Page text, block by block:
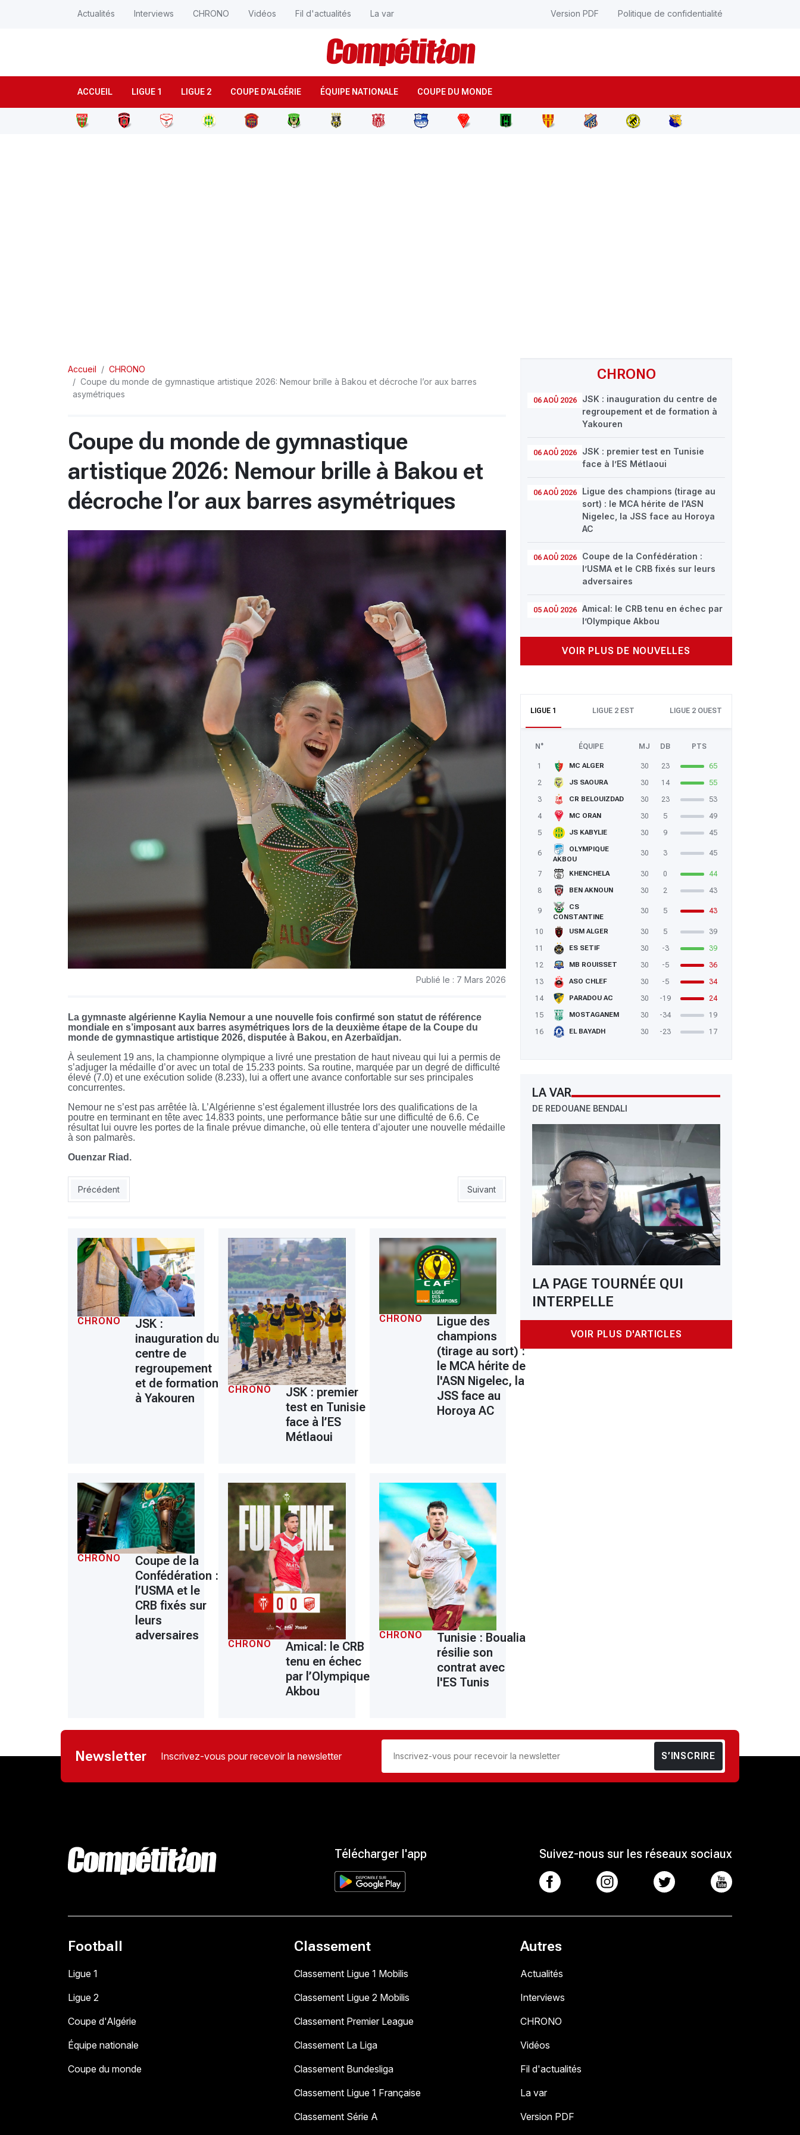
ACCUEIL LIGUE 1 LIGUE 2 COUPE D'ALGÉRIE ÉQUIPE NATIONALE COUPE DU MONDE
Actualités Interviews CHRONO Vidéos Fil d'actualités La var Version PDF Politique de confidentialité
CHRONO
06 AOÛ 2026
JSK : inauguration du centre de
regroupement et de formation à
Yakouren
06 AOÛ 2026
JSK : premier test en Tunisie
face à l’ES Métlaoui
06 AOÛ 2026
Ligue des champions (tirage au
sort) : le MCA hérite de l'ASN
Nigelec, la JSS face au Horoya
AC
06 AOÛ 2026
Coupe de la Confédération :
l’USMA et le CRB fixés sur leurs
adversaires
05 AOÛ 2026
Amical: le CRB tenu en échec par
l’Olympique Akbou
VOIR PLUS DE NOUVELLES
LIGUE 1 LIGUE 2 EST LIGUE 2 OUEST
N° ÉQUIPE MJ DB PTS
1 MC ALGER 30 23
65
2
JS SAOURA 30 14
55
3
CR BELOUIZDAD 30 23
53
4
MC ORAN 30 5
49
5
JS KABYLIE 30 9 45
6
OLYMPIQUE
AKBOU
30 3 45
7 KHENCHELA 30 0
44
8
BEN AKNOUN 30 2 43
9
CS
CONSTANTINE
30 5 43
10 USM ALGER 30 5
39
11
ES SETIF 30 -3
39
12
MB ROUISSET 30 -5
36
13
ASO CHLEF 30 -5
34
14
PARADOU AC 30 -19
24
15
MOSTAGANEM 30 -34
19
16
EL BAYADH 30 -23 17
LA VAR
DE REDOUANE BENDALI
LA PAGE TOURNÉE QUI
INTERPELLE
VOIR PLUS D'ARTICLES
Accueil
CHRONO
Coupe du monde de gymnastique artistique 2026: Nemour brille à Bakou et décroche l’or aux barres
asymétriques
Coupe du monde de gymnastique
artistique 2026: Nemour brille à Bakou et
décroche l’or aux barres asymétriques
Publié le : 7 Mars 2026
La gymnaste algérienne Kaylia Nemour a une nouvelle fois confirmé son statut de référence
mondiale en s’imposant aux barres asymétriques lors de la deuxième étape de la Coupe du
monde de gymnastique artistique 2026, disputée à Bakou, en Azerbaïdjan.
À seulement 19 ans, la championne olympique a livré une prestation de haut niveau qui lui a permis de
s’adjuger la médaille d’or avec un total de 15.233 points. Sa routine, marquée par un degré de difficulté
élevé (7.0) et une exécution solide (8.233), lui a offert une avance confortable sur ses principales
concurrentes.
Nemour ne s’est pas arrêtée là. L’Algérienne s’est également illustrée lors des qualifications de la
poutre en terminant en tête avec 14.833 points, une performance bâtie sur une difficulté de 6.6. Ce
résultat lui ouvre les portes de la finale prévue dimanche, où elle tentera d’ajouter une nouvelle médaille
à son palmarès.
Ouenzar Riad.
Article précédent : Suspendu un an par la FIFA, Belaïli lance la bataille juridique
Précédent Article suivant : Paris FC: Kombouaré face au casse-tête Kebbal
Suivant
CHRONO
JSK :
inauguration du
centre de
regroupement
et de formation
à Yakouren
CHRONO
JSK : premier
test en Tunisie
face à l’ES
Métlaoui
CHRONO
Ligue des
champions
(tirage au sort) :
le MCA hérite de
l'ASN Nigelec, la
JSS face au
Horoya AC
CHRONO
Coupe de la
Confédération :
l’USMA et le
CRB fixés sur
leurs
adversaires
CHRONO
Amical: le CRB
tenu en échec
par l’Olympique
Akbou
CHRONO
Tunisie : Boualia
résilie son
contrat avec
l'ES Tunis
Newsletter Inscrivez-vous pour recevoir la newsletter S’INSCRIRE
Télécharger l'app Suivez-nous sur les réseaux sociaux
Football
Ligue 1
Ligue 2
Coupe d'Algérie
Équipe nationale
Coupe du monde
Classement
Classement Ligue 1 Mobilis
Classement Ligue 2 Mobilis
Classement Premier League
Classement La Liga
Classement Bundesliga
Classement Ligue 1 Française
Classement Série A
Autres
Actualités
Interviews
CHRONO
Vidéos
Fil d'actualités
La var
Version PDF